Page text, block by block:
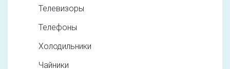
Телевизоры
Телефоны
Холодильники
Чайники